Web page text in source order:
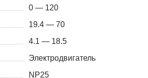
0 — 120
19.4 — 70
4.1 — 18.5
Электродвигатель
NP25